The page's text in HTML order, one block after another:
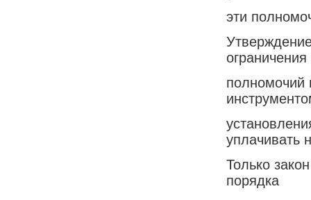
эти
ограничения
полномочий
уплачивать
Только
порядка